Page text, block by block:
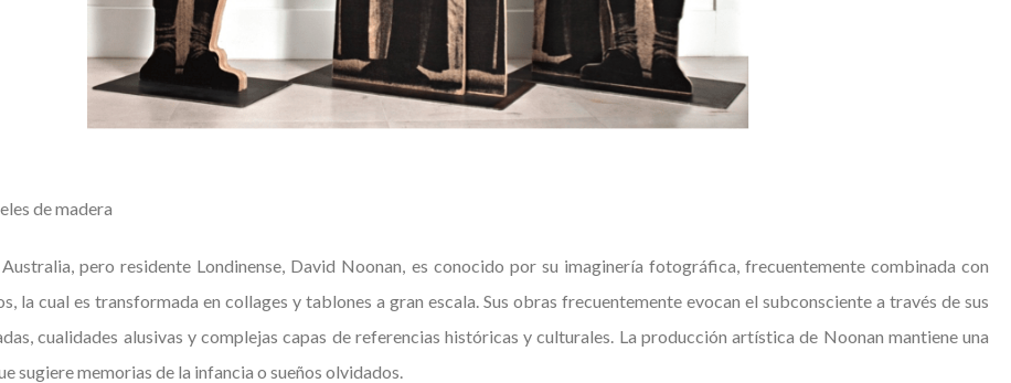
de madera
pero residente Londinense, David Noonan, es conocido por su imaginería fotográfica, frecuentemente combinada con
la cual es transformada en collages y tablones a gran escala. Sus obras frecuentemente evocan el subconsciente a través de sus
cualidades alusivas y complejas capas de referencias históricas y culturales. La producción artística de Noonan mantiene una
sugiere memorias de la infancia o sueños olvidados.